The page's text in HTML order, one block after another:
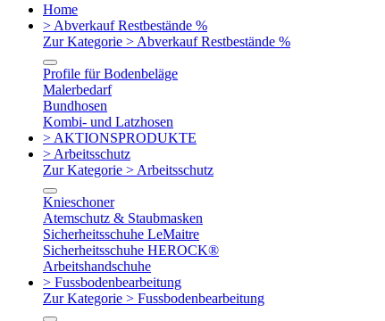
Home
> Abverkauf Restbestände %
Zur Kategorie > Abverkauf Restbestände %
Profile für Bodenbeläge
Malerbedarf
Bundhosen
Kombi- und Latzhosen
> AKTIONSPRODUKTE
> Arbeitsschutz
Zur Kategorie > Arbeitsschutz
Knieschoner
Atemschutz & Staubmasken
Sicherheitsschuhe LeMaitre
Sicherheitsschuhe HEROCK®
Arbeitshandschuhe
> Fussbodenbearbeitung
Zur Kategorie > Fussbodenbearbeitung